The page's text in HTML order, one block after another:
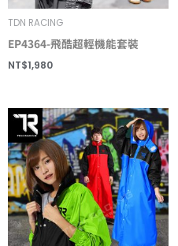
TDN RACING
EP4364-飛酷超輕機能套裝
NT$1,980